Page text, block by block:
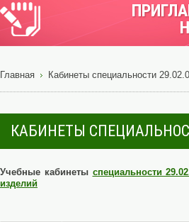
Главная Кабинеты специальности
КАБИНЕТЫ
Учебные кабинеты специальности
изделий